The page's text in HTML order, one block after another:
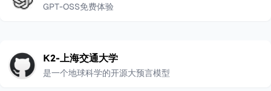
GPT-OSS免费体验
K2-上海交通大学
是一个地球科学的开源大预言模型